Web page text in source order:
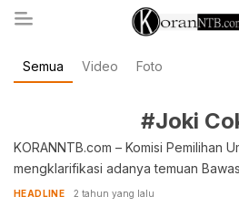
koranntb.com
Semua Video Foto
#Joki
KORANNTB.com – Komisi Pemilihan
mengklarifikasi adanya temuan
HEADLINE 2 tahun yang lalu